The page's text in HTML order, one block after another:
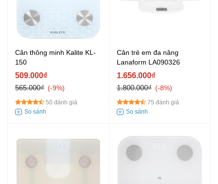
Cân thông minh Kalite KL-
150
509.000₫
565.000₫
-9%
50 đánh giá
Cân trẻ em đa năng
Lanaform LA090326
1.656.000₫
1.800.000₫
-8%
75 đánh giá